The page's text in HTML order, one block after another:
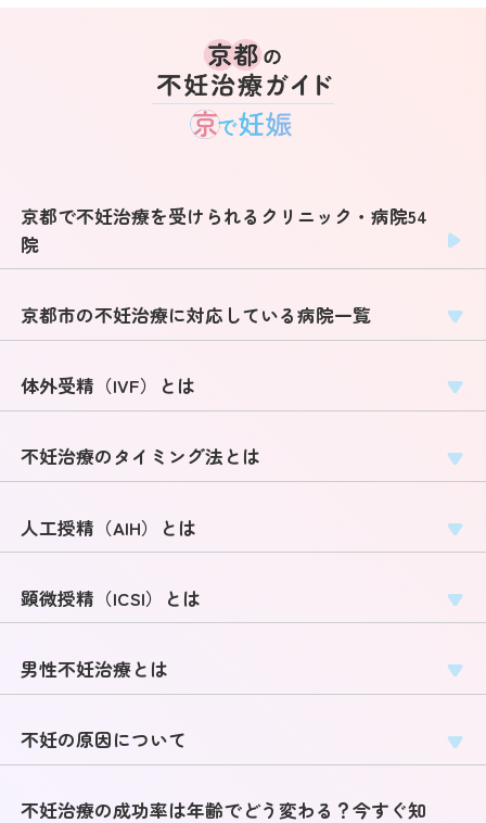
京都で不妊治療を受けられるクリニック・病院54
院
京都市の不妊治療に対応している病院一覧
体外受精（IVF）とは
不妊治療のタイミング法とは
人工授精（AIH）とは
顕微授精（ICSI）とは
男性不妊治療とは
不妊の原因について
不妊治療の成功率は年齢でどう変わる？今すぐ知